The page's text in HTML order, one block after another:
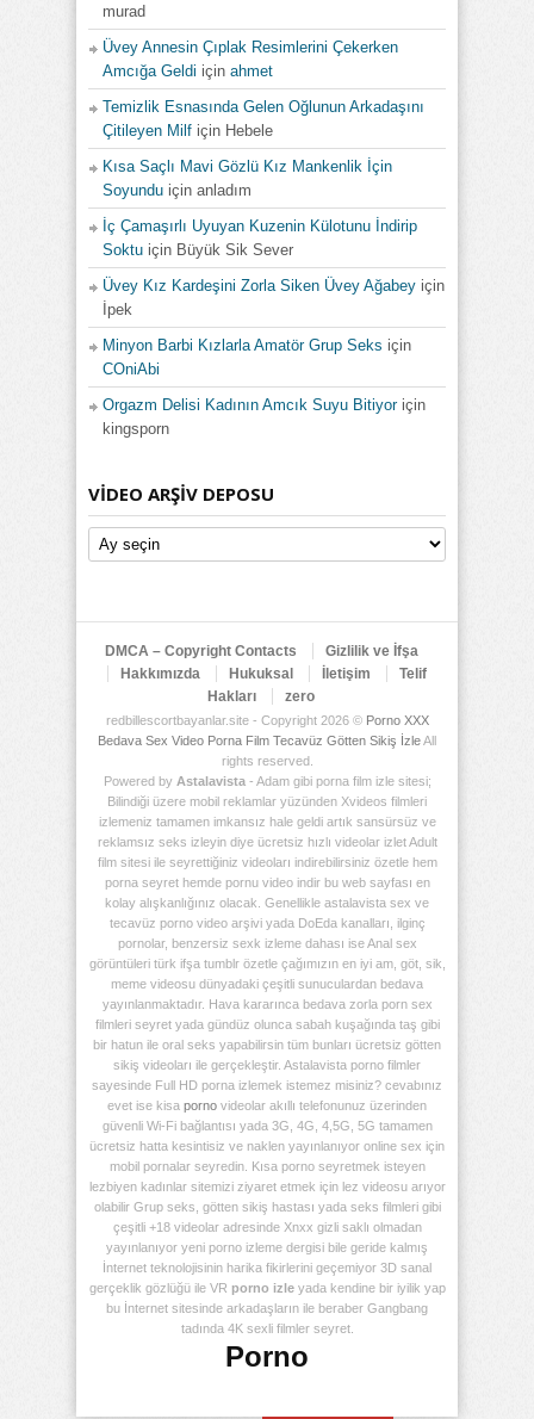
murad
Üvey Annesin Çıplak Resimlerini Çekerken
Amcığa Geldi için ahmet
Temizlik Esnasında Gelen Oğlunun Arkadaşını
Çitileyen Milf için Hebele
Kısa Saçlı Mavi Gözlü Kız Mankenlik İçin
Soyundu için anladım
İç Çamaşırlı Uyuyan Kuzenin Külotunu İndirip
Soktu için Büyük Sik Sever
Üvey Kız Kardeşini Zorla Siken Üvey Ağabey için
İpek
Minyon Barbi Kızlarla Amatör Grup Seks için
COniAbi
Orgazm Delisi Kadının Amcık Suyu Bitiyoriçin
kingsporn
VIDEO ARŞIV DEPOSU
Video
Arşiv
DMCA – Copyright Contacts
Gizlilik ve İfşa
Hakkımızda
Hukuksal İletişim
Telif
Hakları
zero
redbillescortbayanlar.site - Copyright 2026 © Porno XXX
Bedava Sex Video Porna Film Tecavüz Götten Sikiş İzleAll
rights reserved.
Powered by Astalavista- Adam gibi porna film izle sitesi;
Bilindiği üzere mobil reklamlar yüzünden Xvideos filmleri
izlemeniz tamamen imkansız hale geldi artık sansürsüz ve
reklamsız seks izleyin diye ücretsiz hızlı videolar izlet Adult
film sitesi ile seyrettiğiniz videoları indirebilirsiniz özetle hem
porna seyret hemde pornu video indir bu web sayfası en
kolay alışkanlığınız olacak. Genellikle astalavista sex ve
tecavüz porno video arşivi yada DoEda kanalları, ilginç
pornolar, benzersiz sexk izleme dahası ise Anal sex
görüntüleri türk ifşa tumblr özetle çağımızın en iyi am, göt, sik,
meme videosu dünyadaki çeşitli sunuculardan bedava
yayınlanmaktadır. Hava kararınca bedava zorla porn sex
filmleri seyret yada gündüz olunca sabah kuşağında taş gibi
bir hatun ile oral seks yapabilirsin tüm bunları ücretsiz götten
sikiş videoları ile gerçekleştir. Astalavista porno filmler
sayesinde Full HD porna izlemek istemez misiniz? cevabınız
evet ise kisa porno videolar akıllı telefonunuz üzerinden
güvenli Wi-Fi bağlantısı yada 3G, 4G, 4,5G, 5G tamamen
ücretsiz hatta kesintisiz ve naklen yayınlanıyor online sex için
mobil pornalar seyredin. Kısa porno seyretmek isteyen
lezbiyen kadınlar sitemizi ziyaret etmek için lez videosu arıyor
olabilir Grup seks, götten sikiş hastası yada seks filmleri gibi
çeşitli +18 videolar adresinde Xnxx gizli saklı olmadan
yayınlanıyor yeni porno izleme dergisi bile geride kalmış
İnternet teknolojisinin harika fikirlerini geçemiyor 3D sanal
gerçeklik gözlüğü ile VR porno izleyada kendine bir iyilik yap
bu İnternet sitesinde arkadaşların ile beraber Gangbang
tadında 4K sexli filmler seyret.
Porno